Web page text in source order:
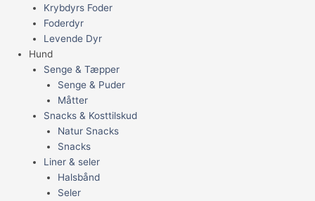
Krybdyrs Foder
Foderdyr
Levende Dyr
Hund
Senge & Tæpper
Senge & Puder
Måtter
Snacks & Kosttilskud
Natur Snacks
Snacks
Liner & seler
Halsbånd
Seler